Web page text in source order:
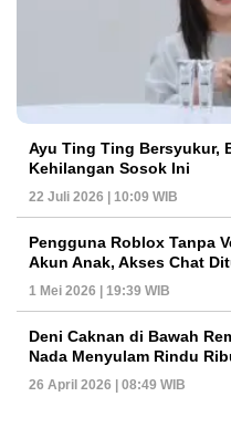
Ayu Ting Ting Bersyukur,
Kehilangan Sosok Ini
22 Juli 2026 | 10:09 WIB
Pengguna Roblox Tanpa
Akun Anak, Akses Chat
1 Mei 2026 | 19:39 WIB
Deni Caknan di Bawah
Nada Menyulam Rindu
26 April 2026 | 08:49 WIB